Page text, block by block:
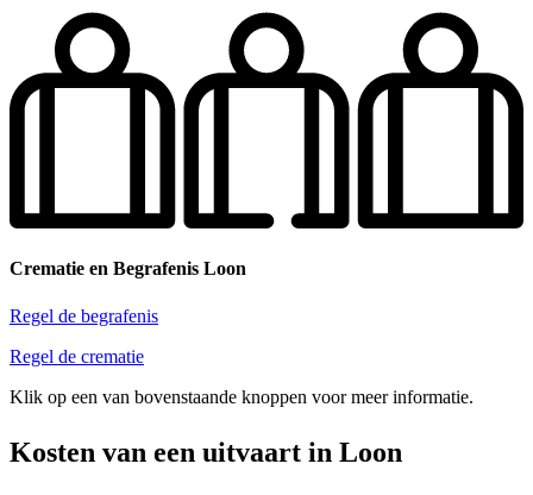
Crematie en Begrafenis Loon
Regel de begrafenis
Regel de crematie
Klik op een van bovenstaande knoppen voor meer informatie.
Kosten van een uitvaart in Loon